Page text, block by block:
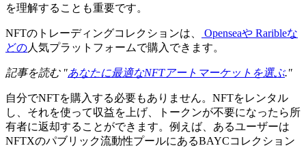
を理解することも重要です。
NFTのトレーディングコレクションは、 Openseaや Raribleな
どの人気プラットフォームで購入できます。
記事を読む "あなたに最適なNFTアートマーケットを選ぶ."
自分でNFTを購入する必要もありません。NFTをレンタル
し、それを使って収益を上げ、トークンが不要になったら所
有者に返却することができます。例えば、あるユーザーは
NFTXのパブリック流動性プールにあるBAYCコレクション